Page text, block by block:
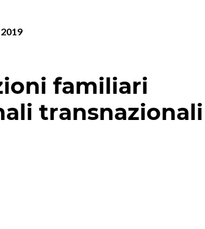
familiari
transnazionali